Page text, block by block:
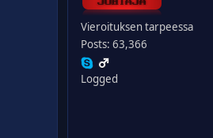
Vieroituksen tarpeessa
Posts: 63,366
Logged